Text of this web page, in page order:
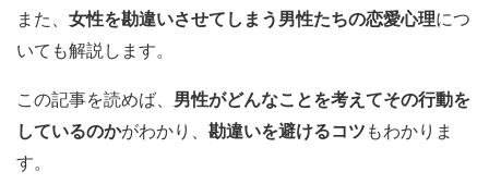
また、 女性を勘違いさせてしまう男性たちの恋愛心理につ
いても解説します。
この記事を読めば、 男性がどんなことを考えてその行動を
しているのかがわかり、 勘違いを避けるコツ もわかりま
す。